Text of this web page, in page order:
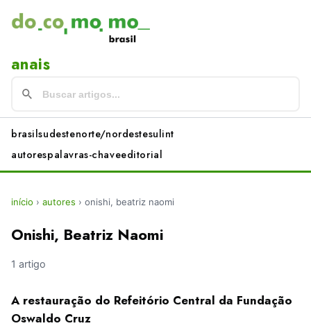
anais
brasilsudestenorte/nordestesulint
autorespalavras-chaveeditorial
início › autores › onishi, beatriz naomi
Onishi, Beatriz Naomi
1 artigo
A restauração do Refeitório Central da Fundação
Oswaldo Cruz